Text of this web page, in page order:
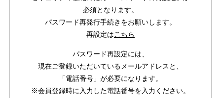
必須となります。
パスワード再発行手続きをお願いします。
再設定はこちら
パスワード再設定には、
現在ご登録いただいているメールアドレスと、
「電話番号」が必要になります。
※会員登録時に入力した電話番号を入力ください。